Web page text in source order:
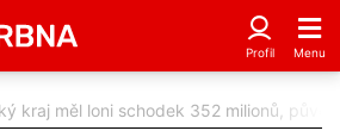
kraj měl loni schodek 352 milionů,